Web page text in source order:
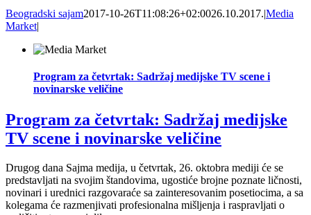
Beogradski sajam2017-10-26T11:08:26+02:0026.10.2017.|Media
Market|
Program za četvrtak: Sadržaj medijske TV scene i
novinarske veličine
Program za četvrtak: Sadržaj medijske
TV scene i novinarske veličine
Drugog dana Sajma medija, u četvrtak, 26. oktobra mediji će se
predstavljati na svojim štandovima, ugostiće brojne poznate ličnosti,
novinari i urednici razgovaraće sa zainteresovanim posetiocima, a sa
kolegama će razmenjivati profesionalna mišljenja i raspravljati o